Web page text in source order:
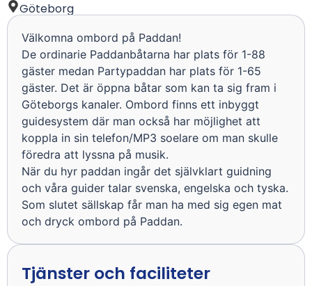
Göteborg
Välkomna ombord på Paddan!
De ordinarie Paddanbåtarna har plats för 1-88
gäster medan Partypaddan har plats för 1-65
gäster. Det är öppna båtar som kan ta sig fram i
Göteborgs kanaler. Ombord finns ett inbyggt
guidesystem där man också har möjlighet att
koppla in sin telefon/MP3 soelare om man skulle
föredra att lyssna på musik.
När du hyr paddan ingår det självklart guidning
och våra guider talar svenska, engelska och tyska.
Som slutet sällskap får man ha med sig egen mat
och dryck ombord på Paddan.
Tjänster och faciliteter